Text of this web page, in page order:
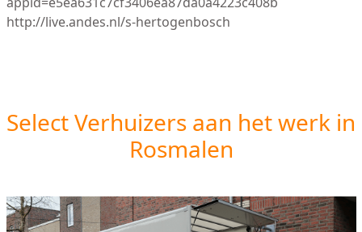
http://live.andes.nl/s-hertogenbosch
Select Verhuizers aan het werk in
Rosmalen